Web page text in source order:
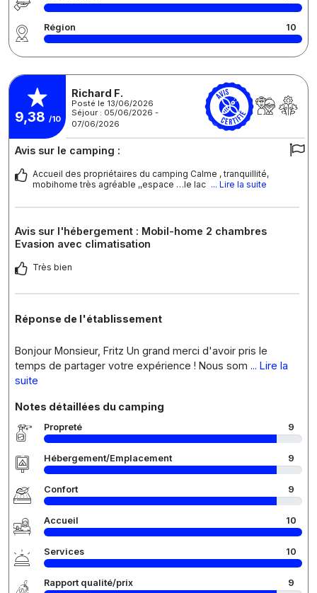
Région 10
9,38 /10
Richard F.
Posté le 13/06/2026
Séjour : 05/06/2026 -
07/06/2026
Avis sur le camping :
Accueil des propriétaires du camping Calme , tranquillité,
mobihome très agréable ,,espace …le lac ... Lire la suite
Avis sur l'hébergement : Mobil-home 2 chambres
Evasion avec climatisation
Très bien
Réponse de l'établissement
Bonjour Monsieur, Fritz Un grand merci d'avoir pris le
temps de partager votre expérience ! Nous som ... Lire la
suite
Notes détaillées du camping
Propreté 9
Hébergement/Emplacement 9
Confort 9
Accueil 10
Services 10
Rapport qualité/prix 9